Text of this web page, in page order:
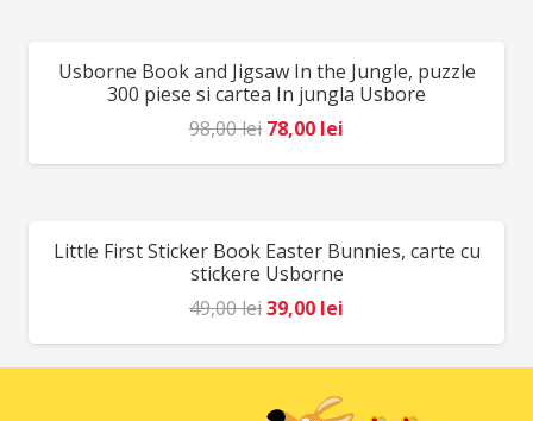
64,00 lei.
REDUCERI!
Usborne Book and Jigsaw In the Jungle, puzzle
300 piese si cartea In jungla Usbore
98,00lei Prețul
inițial
98,00 lei.
78,00 lei
curent
REDUCERI!
Little First Sticker Book Easter Bunnies, carte cu
stickere Usborne
49,00leiPrețul
inițial
a
fost:
39,00 lei
curent
este:
39,00 lei.